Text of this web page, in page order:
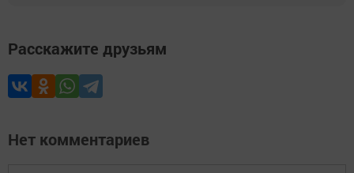
Расскажите друзьям
Нет комментариев